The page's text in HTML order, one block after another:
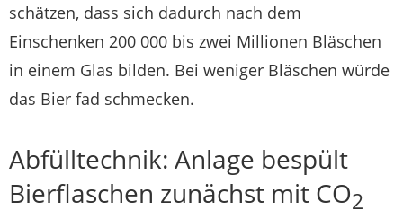
schätzen, dass sich dadurch nach dem
Einschenken 200 000 bis zwei Millionen Bläschen
in einem Glas bilden. Bei weniger Bläschen würde
das Bier fad schmecken.
Abfülltechnik: Anlage bespült
Bierflaschen zunächst mit CO2